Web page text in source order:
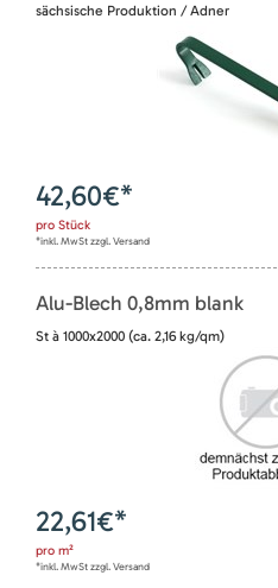
sächsische Produktion / Adner
42,60€*
pro Stück
*inkl. MwSt zzgl. Versand
Alu-Blech 0,8mm blank
St à 1000x2000 (ca. 2,16 kg/qm)
22,61€*
pro m²
*inkl. MwSt zzgl. Versand